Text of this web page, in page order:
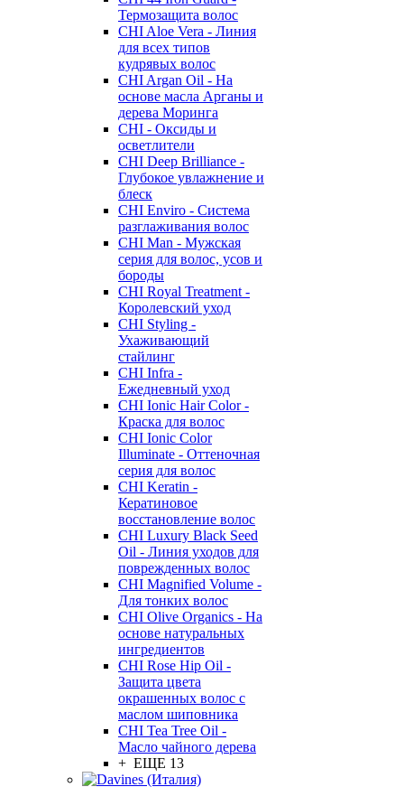
Термозащита волос
CHI Aloe Vera - Линия
для всех типов
кудрявых волос
CHI Argan Oil - На
основе масла Арганы и
дерева Моринга
CHI - Оксиды и
осветлители
CHI Deep Brilliance -
Глубокое увлажнение и
блеск
CHI Enviro - Система
разглаживания волос
CHI Man - Мужская
серия для волос, усов и
бороды
CHI Royal Treatment -
Королевский уход
CHI Styling -
Ухаживающий
стайлинг
CHI Infra -
Ежедневный уход
CHI Ionic Hair Color -
Краска для волос
CHI Ionic Color
Illuminate - Оттеночная
серия для волос
CHI Keratin -
Кератиновое
восстановление волос
CHI Luxury Black Seed
Oil - Линия уходов для
поврежденных волос
CHI Magnified Volume -
Для тонких волос
CHI Olive Organics - На
основе натуральных
ингредиентов
CHI Rose Hip Oil -
Защита цвета
окрашенных волос с
маслом шиповника
CHI Tea Tree Oil -
Масло чайного дерева
+ ЕЩЕ 13